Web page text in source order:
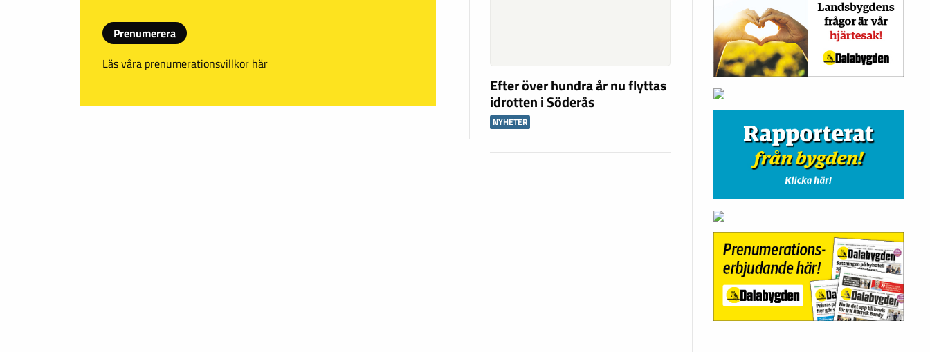
Prenumerera
Läs våra prenumerationsvillkor här
Efter över hundra år nu flyttas
idrotten i Söderås
NYHETER